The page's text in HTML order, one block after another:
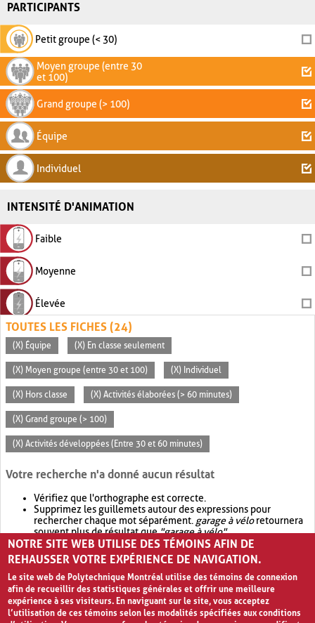
PARTICIPANTS
Petit groupe (< 30)
Moyen groupe (entre 30
et 100)
Grand groupe (> 100)
Équipe
Individuel
INTENSITÉ D'ANIMATION
Faible
Moyenne
Élevée
TOUTES LES FICHES (24)
(X) Équipe (X) En classe seulement
(X) Moyen groupe (entre 30 et 100) (X) Individuel
(X) Hors classe (X) Activités élaborées (> 60 minutes)
(X) Grand groupe (> 100)
(X) Activités développées (Entre 30 et 60 minutes)
Votre recherche n'a donné aucun résultat
Vérifiez que l'orthographe est correcte.
Supprimez les guillemets autour des expressions pour
rechercher chaque mot séparément. garage à véloretournera
souvent plus de résultat que"garage à vélo".
Envisagez d'élargir votre recherche avec OR.garage OR vélo
retournera souvent plus de résultat quegarage à vélo
NOTRE SITE WEB UTILISE DES TÉMOINS AFIN DE
REHAUSSER VOTRE EXPÉRIENCE DE NAVIGATION.
Le site web de Polytechnique Montréal utilise des témoins de connexion
afin de recueillir des statistiques générales et offrir une meilleure
expérience à ses visiteurs. En naviguant sur le site, vous acceptez
l’utilisation de ces témoins selon les modalités spécifiées aux conditions